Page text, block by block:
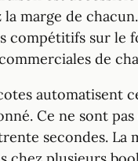
marge de
compétitifs sur le
de
automatisent
Ce ne sont
secondes. La